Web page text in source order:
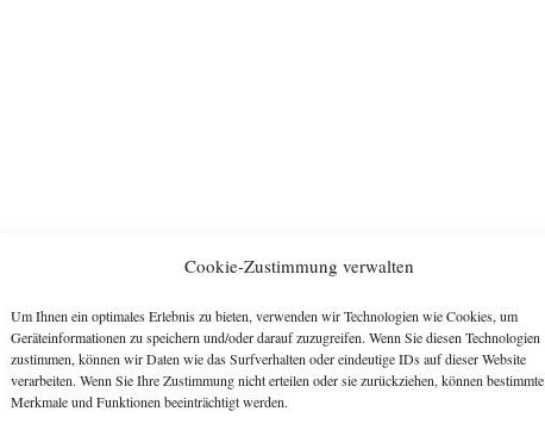
Cookie-Zustimmung verwalten
Um Ihnen ein optimales Erlebnis zu bieten, verwenden wir Technologien wie Cookies, um
Geräteinformationen zu speichern und/oder darauf zuzugreifen. Wenn Sie diesen Technologien
zustimmen, können wir Daten wie das Surfverhalten oder eindeutige IDs auf dieser Website
verarbeiten. Wenn Sie Ihre Zustimmung nicht erteilen oder sie zurückziehen, können bestimmte
Merkmale und Funktionen beeinträchtigt werden.